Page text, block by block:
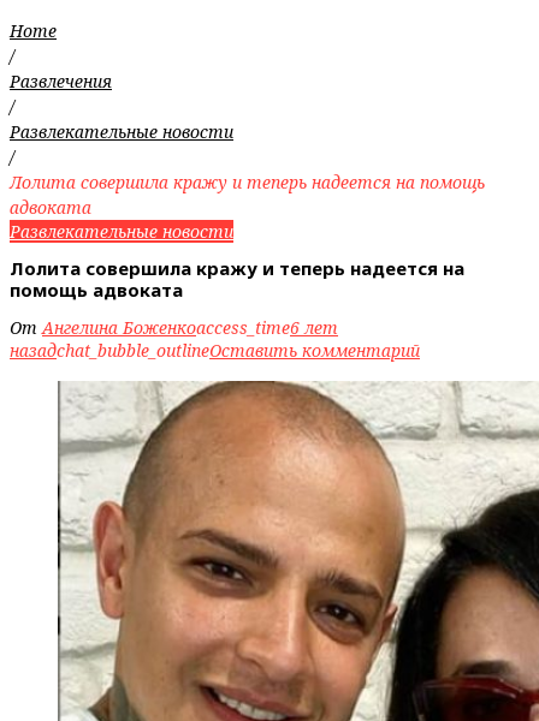
Home
/
Развлечения
/
Развлекательные новости
/
Лолита совершила кражу и теперь надеется на помощь
адвоката
Развлекательные новости
Лолита совершила кражу и теперь надеется на
помощь адвоката
ОтАнгелина Боженкоaccess_time6 лет
назадchat_bubble_outlineОставить комментарий